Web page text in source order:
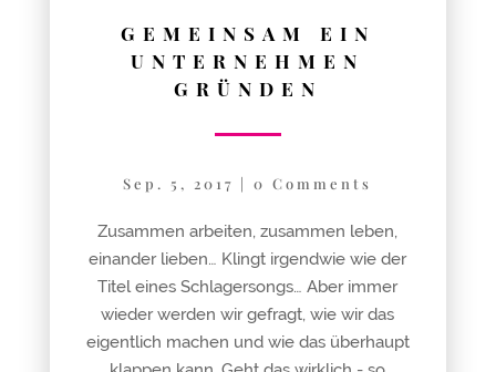
GEMEINSAM EIN
UNTERNEHMEN
GRÜNDEN
Sep. 5, 2017 |0 Comments
Zusammen arbeiten, zusammen leben,
einander lieben… Klingt irgendwie wie der
Titel eines Schlagersongs… Aber immer
wieder werden wir gefragt, wie wir das
eigentlich machen und wie das überhaupt